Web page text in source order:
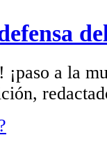
¡paso a la